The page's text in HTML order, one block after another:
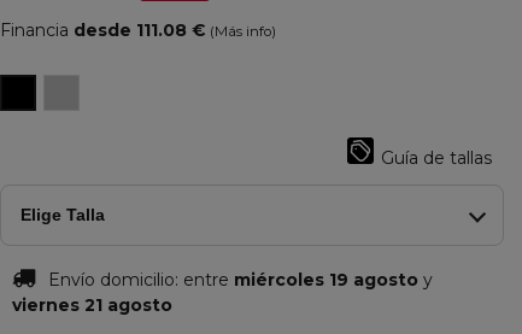
Financia desde 111.08 € (Más info)
Black
Matt
Silver
Guía de tallas
Elige Talla
Envío domicilio: entre miércoles 19 agosto y
viernes 21 agosto